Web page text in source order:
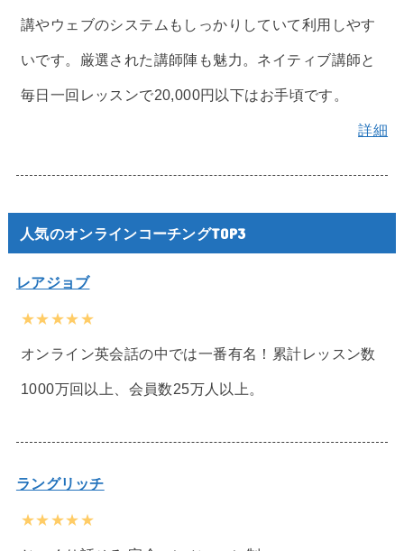
講やウェブのシステムもしっかりしていて利用しやす
いです。厳選された講師陣も魅力。ネイティブ講師と
毎日一回レッスンで20,000円以下はお手頃です。
詳細
人気のオンラインコーチングTOP3
レアジョブ
★★★★★
オンライン英会話の中では一番有名！累計レッスン数
1000万回以上、会員数25万人以上。
ラングリッチ
★★★★★